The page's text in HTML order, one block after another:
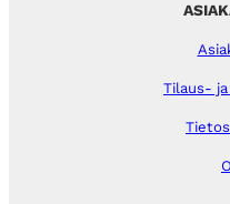
Tilaus-